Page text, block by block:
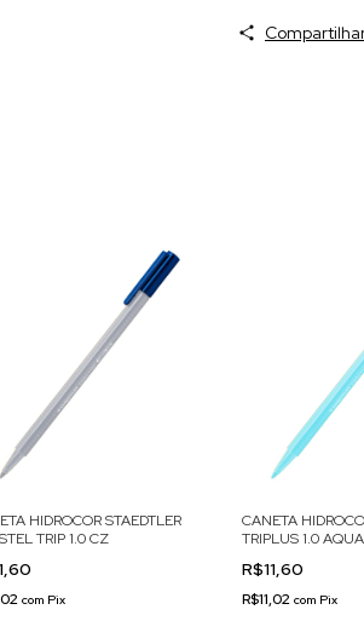
HIDROCOR STAEDTLER
TRIP 1.0 CZ
com Pix
CANETA
TRIPLUS 1.0
R$11,60
R$11,02 com Pix